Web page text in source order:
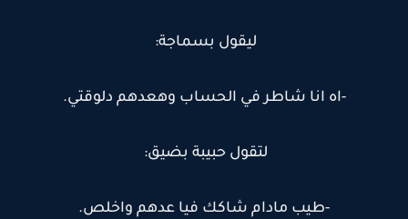
ليقول بسماجة:
-اه انا شاطر في الحساب وهعدهم دلوقتي.
لتقول حبيبة بضيق:
-طيب مادام شاكك فيا عدهم واخلص.